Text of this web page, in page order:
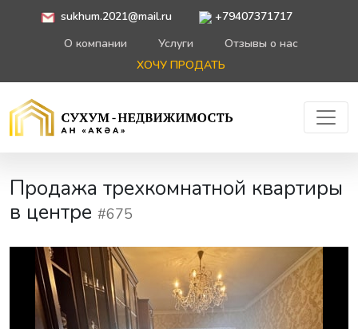
sukhum.2021@mail.ru
+79407371717
О компании
Услуги
Отзывы о нас
ХОЧУ ПРОДАТЬ
Продажа трехкомнатной квартиры
в центре #675